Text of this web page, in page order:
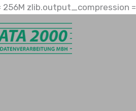
zlib.output_compression